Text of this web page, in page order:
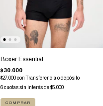
Boxer Essential
$30.000
$27.000con
Transferencia o depósito
6 cuotas sin interés de$5.000
COMPRAR